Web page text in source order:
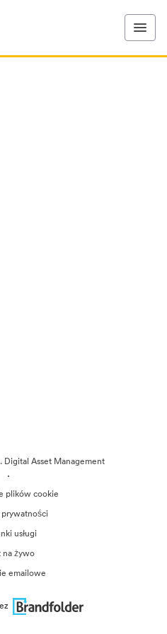
Digital Asset Management
·
plików cookie
prywatności
usługi
na żywo
emailowe